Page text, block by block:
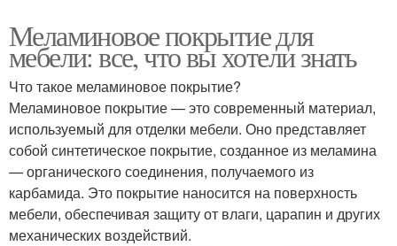
Меламиновое покрытие для
мебели: все, что вы хотели знать
Что такое меламиновое покрытие?
Меламиновое покрытие — это современный материал,
используемый для отделки мебели. Оно представляет
собой синтетическое покрытие, созданное из меламина
— органического соединения, получаемого из
карбамида. Это покрытие наносится на поверхность
мебели, обеспечивая защиту от влаги, царапин и других
механических воздействий.